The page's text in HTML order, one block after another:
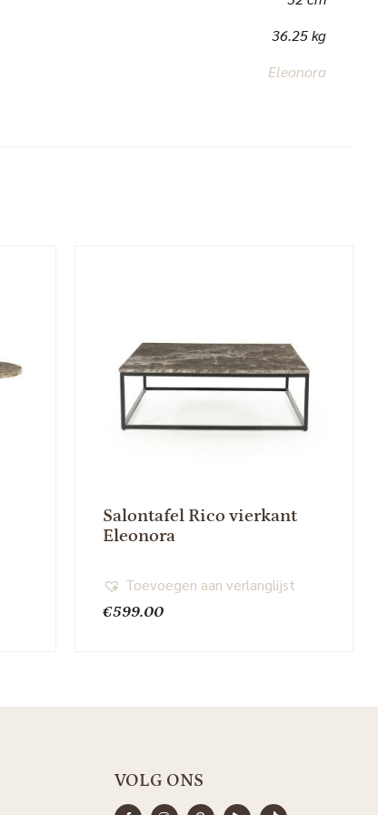
36.25 kg
Eleonora
Salontafel Rico vierkant
Eleonora
€599.00
Toevoegen aan verlanglijst
VOLG ONS